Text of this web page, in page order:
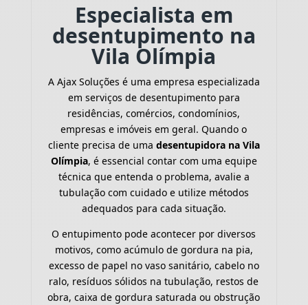
Especialista em
desentupimento na
Vila Olímpia
A Ajax Soluções é uma empresa especializada
em serviços de desentupimento para
residências, comércios, condomínios,
empresas e imóveis em geral. Quando o
cliente precisa de uma desentupidora na Vila
Olímpia, é essencial contar com uma equipe
técnica que entenda o problema, avalie a
tubulação com cuidado e utilize métodos
adequados para cada situação.
O entupimento pode acontecer por diversos
motivos, como acúmulo de gordura na pia,
excesso de papel no vaso sanitário, cabelo no
ralo, resíduos sólidos na tubulação, restos de
obra, caixa de gordura saturada ou obstrução